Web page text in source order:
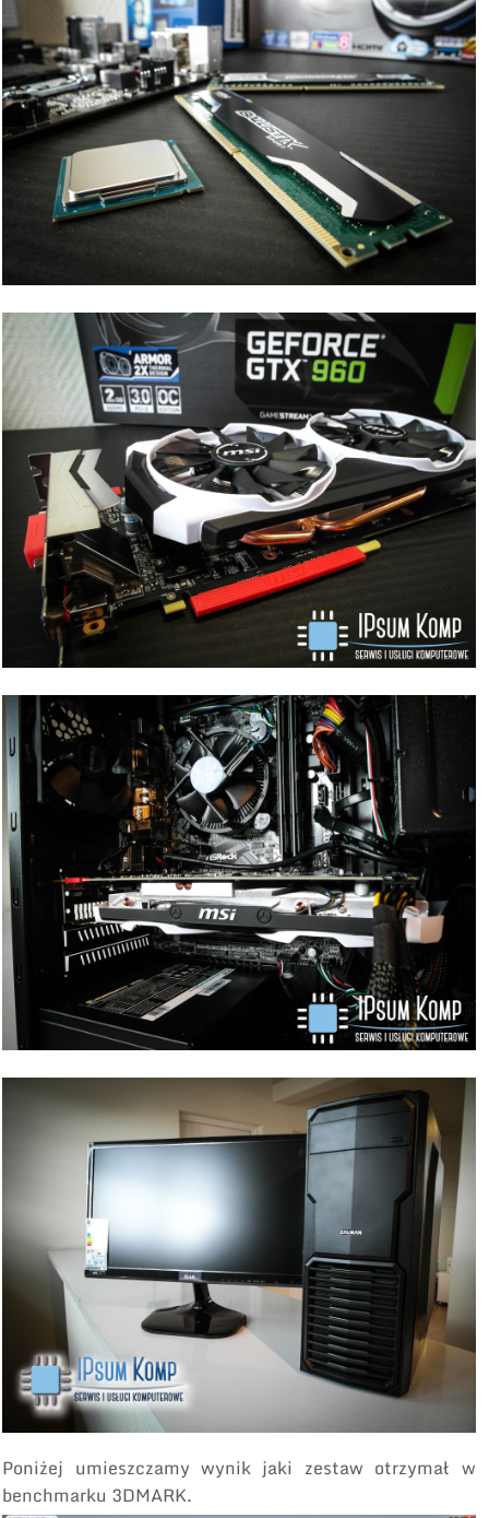
Poniżej umieszczamy wynik jaki zestaw otrzymał w
benchmarku 3DMARK.